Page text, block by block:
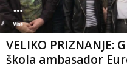
VELIKO PRIZNANJE:
škola ambasador